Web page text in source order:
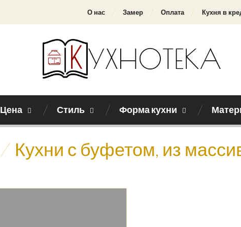
О нас Замер Оплата Кухня в
Цена Стиль Форма кухни
/ Кухни с буфетом, из